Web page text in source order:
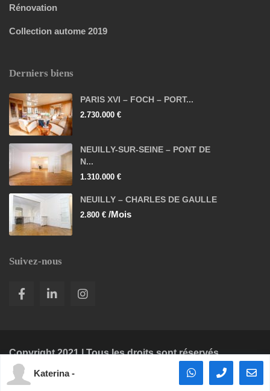
Rénovation
Collection autome 2019
Derniers biens
PARIS XVI – FOCH – PORT...
2.730.000 €
NEUILLY-SUR-SEINE – PONT DE
N...
1.310.000 €
NEUILLY – CHARLES DE GAULLE
2.800 € /Mois
Suivez-nous
Copyright 2021 | Tous les droits sont réservés.
Mentions légales
Katerina -